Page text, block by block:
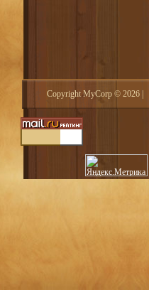
Copyright MyCorp © 2026